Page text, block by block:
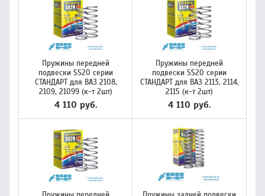
Пружины передней
подвески SS20 серии
СТАНДАРТ для ВАЗ 2108,
2109, 21099 (к-т 2шт)
4 110 руб.
Пружины передней
подвески SS20 серии
СТАНДАРТ для ВАЗ 2113, 2114,
2115 (к-т 2шт)
4 110 руб.